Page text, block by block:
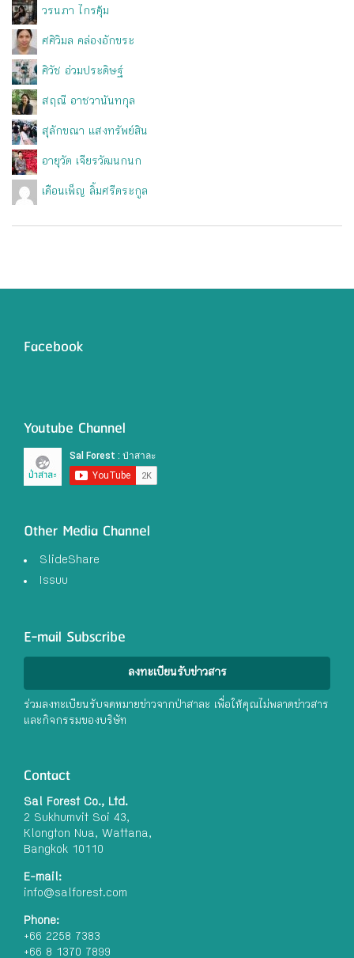
วรนภา ไกรคุ้ม
ศศิวิมล คล่องอักขระ
ศิวัช อ่วมประดิษฐ์
สฤณี อาชวานันทกุล
สุลักขณา แสงทรัพย์สิน
อายุวัต เจียรวัฒนกนก
เดือนเพ็ญ ลิ้มศรีตระกูล
Facebook
Youtube Channel
Other Media Channel
SlideShare
Issuu
E-mail Subscribe
ลงทะเบียนรับข่าวสาร
ร่วมลงทะเบียนรับจดหมายข่าวจากป่าสาละ เพื่อให้คุณไม่พลาดข่าวสาร
และกิจกรรมของบริษัท
Contact
Sal Forest Co., Ltd.
2 Sukhumvit Soi 43,
Klongton Nua, Wattana,
Bangkok 10110
E-mail:
info@salforest.com
Phone:
+66 2258 7383
+66 8 1370 7899